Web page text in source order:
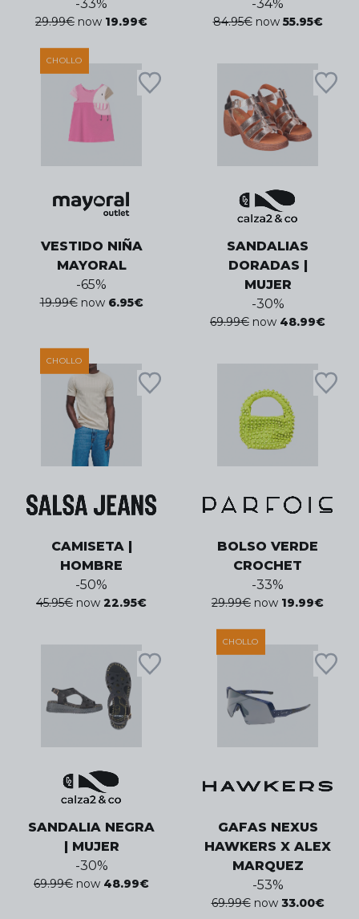
-33%
29.99€ now 19.99€
-34%
84.95€ now 55.95€
CHOLLO
VESTIDO NIÑA
MAYORAL
-65%
19.99€ now 6.95€
SANDALIAS
DORADAS |
MUJER
-30%
69.99€ now 48.99€
CHOLLO
CAMISETA |
HOMBRE
-50%
45.95€ now 22.95€
BOLSO VERDE
CROCHET
-33%
29.99€ now 19.99€
SANDALIA NEGRA
| MUJER
-30%
69.99€ now 48.99€
CHOLLO
GAFAS NEXUS
HAWKERS X ALEX
MARQUEZ
-53%
69.99€ now 33.00€